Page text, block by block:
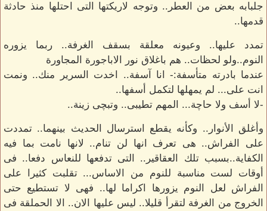
جلبابه بعض من العطر.. وتوجه لاريكتها التى احتلها منذ حادثة
قدمها..
تمدد عليها.. وعيونه معلقة بسقف الغرفة.. ربما يزوره
النوم..ولو لحظات.. هم باغلاق نور الاباجورة المجاورة
عندما بادرته متأسفة:- انا آسفة.. اخدت السرير منك.. ونمت
انت على... لم يمهلها لتكمل أسفها..
-لا أسف ولا حاچة... المهم تطيبى.. وتبچى زينة..
وأغلق الأنوار.. وكأنه يقطع استرسال الحديث بينهما.. تمددت
على الفراش.. هى تعرف انها لن تنام.. لانها نامت بما فيه
الكفاية..بسبب تلك العقاقير.. التى تدفعها للنعاس دفعا.. فى
أوقات لست مناسبة للنوم من الاساس... تقلبت كثيرا على
الفراش لعل النوم يزورها اكراما لها.. فهى لا تستطيع حتى
الخروج من الغرفة لتقرأ قليلا.. ليس عليها الان.. الا الحملقة فى